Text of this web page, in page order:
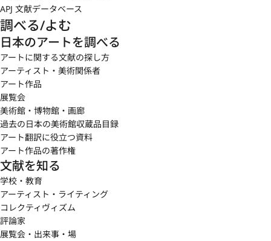
APJ 文献データベース
調べる/よむ
日本のアートを調べる
アートに関する文献の探し方
アーティスト・美術関係者
アート作品
展覧会
美術館・博物館・画廊
過去の日本の美術館収蔵品目録
アート翻訳に役立つ資料
アート作品の著作権
文献を知る
学校・教育
アーティスト・ライティング
コレクティヴィズム
評論家
展覧会・出来事・場